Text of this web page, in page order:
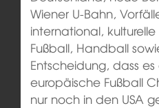
Wiener U-Bahn,
international,
Fußball, Handball
Entscheidung, dass
europäische Fußball
nur noch in den USA